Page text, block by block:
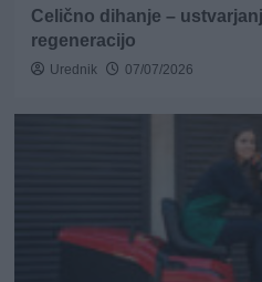
Celično dihanje –
regeneracijo
Urednik 07/07/2026